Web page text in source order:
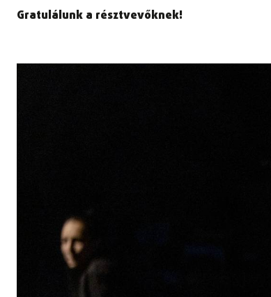
Gratulálunk a résztvevőknek!